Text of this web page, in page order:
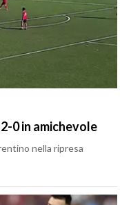
0 in amichevole
nella ripresa